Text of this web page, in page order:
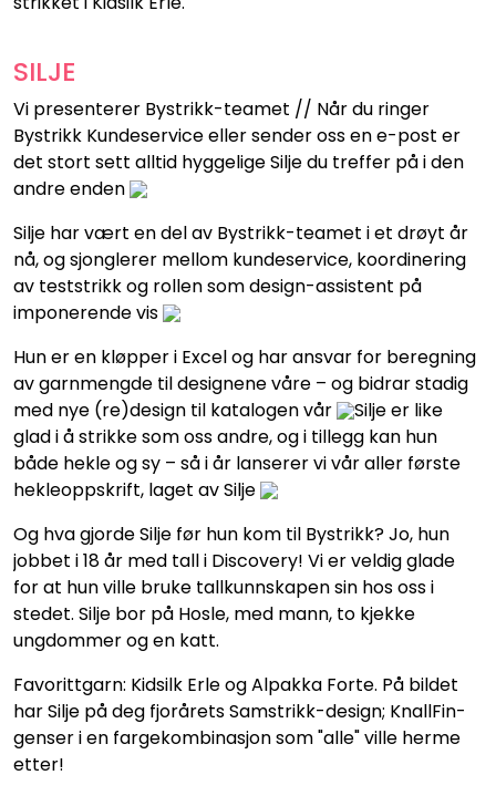
SILJE
Vi presenterer Bystrikk-teamet // Når du ringer
Bystrikk Kundeservice eller sender oss en e-post er
det stort sett alltid hyggelige Silje du treffer på i den
andre enden
Silje har vært en del av Bystrikk-teamet i et drøyt år
nå, og sjonglerer mellom kundeservice, koordinering
av teststrikk og rollen som design-assistent på
imponerende vis
Hun er en kløpper i Excel og har ansvar for beregning
av garnmengde til designene våre – og bidrar stadig
med nye (re)design til katalogen vår
Silje er like
glad i å strikke som oss andre, og i tillegg kan hun
både hekle og sy – så i år lanserer vi vår aller første
hekleoppskrift, laget av Silje
Og hva gjorde Silje før hun kom til Bystrikk? Jo, hun
jobbet i 18 år med tall i Discovery! Vi er veldig glade
for at hun ville bruke tallkunnskapen sin hos oss i
stedet. Silje bor på Hosle, med mann, to kjekke
ungdommer og en katt.
Favorittgarn: Kidsilk Erle og Alpakka Forte. På bildet
har Silje på deg fjorårets Samstrikk-design; KnallFin-
genser i en fargekombinasjon som "alle" ville herme
etter!